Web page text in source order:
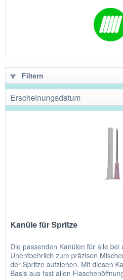
Filtern
Kanüle für Spritze
Die passenden Kanülen für alle bei
Unentbehrlich zum präzisen
der Spritze aufziehen. Mit diesen
Basis aus fast allen